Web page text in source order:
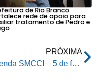
de Rio Branco
rede de apoio para
tratamento de Pedro e
PRÓXIMA
Agenda SMCCI – 5 de fevereiro de 2025